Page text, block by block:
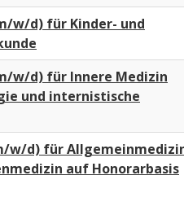
w/d) für Kinder- und
w/d) für Innere Medizin
und internistische
w/d) für
auf Honorarbasis